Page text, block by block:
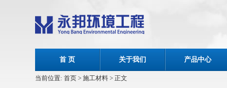
首 页 关于我们 产品中心
当前位置: 首页 > 施工材料 > 正文